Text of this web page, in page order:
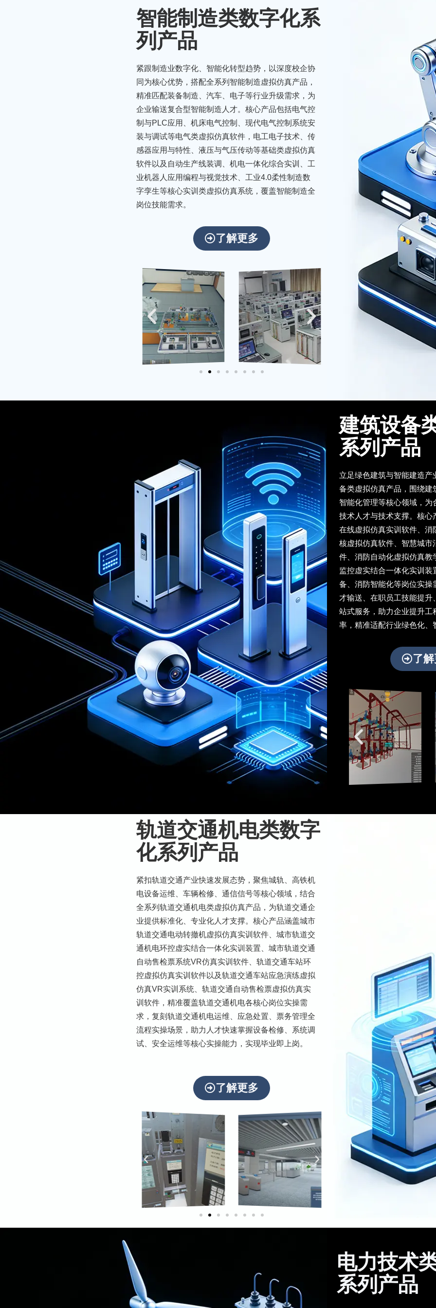
骏马疾驰
启新程！
新春伊始，万象更新。2026年2月
24日 起全面恢复正常运营。期待在
新的一年里与广大客户携手共进，共
创辉煌！
智能制造类数字化系
列产品
紧跟制造业数字化、智能化转型趋势，以深度校企协
同为核心优势，搭配全系列智能制造虚拟仿真产品，
精准匹配装备制造、汽车、电子等行业升级需求，为
企业输送复合型智能制造人才。核心产品包括电气控
制与PLC应用、机床电气控制、现代电气控制系统安
装与调试等电气类虚拟仿真软件，电工电子技术、传
感器应用与特性、液压与气压传动等基础类虚拟仿真
软件以及自动生产线装调、机电一体化综合实训、工
业机器人应用编程与视觉技术、工业4.0柔性制造数
字孪生等核心实训类虚拟仿真系统，覆盖智能制造全
岗位技能需求。
了解更多
建筑设备
系列产品
立足绿色建筑与智能建造产
备类虚拟仿真产品，围绕建
智能化管理等核心领域，为
技术人才与技术支撑。核心
在线虚拟仿真实训软件、消
核虚拟仿真软件、智慧城市
件、消防自动化虚拟仿真教
监控虚实结合一体化实训装
备、消防智能化等岗位实操
才输送、在职员工技能提升
站式服务，助力企业提升工
率，精准适配行业绿色化、
了
轨道交通机电类数字
化系列产品
紧扣轨道交通产业快速发展态势，聚焦城轨、高铁机
电设备运维、车辆检修、通信信号等核心领域，结合
全系列轨道交通机电类虚拟仿真产品，为轨道交通企
业提供标准化、专业化人才支撑。核心产品涵盖城市
轨道交通电动转撤机虚拟仿真实训软件、城市轨道交
通机电环控虚实结合一体化实训装置、城市轨道交通
自动售检票系统VR仿真实训软件、轨道交通车站环
控虚拟仿真实训软件以及轨道交通车站应急演练虚拟
仿真VR实训系统、轨道交通自动售检票虚拟仿真实
训软件，精准覆盖轨道交通机电各核心岗位实操需
求，复刻轨道交通机电运维、应急处置、票务管理全
流程实操场景，助力人才快速掌握设备检修、系统调
试、安全运维等核心实操能力，实现毕业即上岗。
了解更多
电力技术
系列产品